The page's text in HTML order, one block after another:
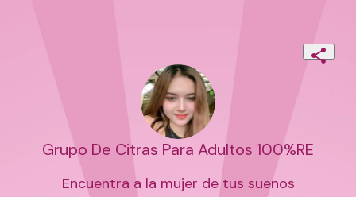
Grupo De Citras Para Adultos 100%RE
Encuentra a la mujer de tus suenos